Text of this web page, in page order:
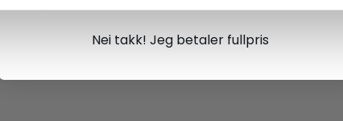
Nei takk! Jeg betaler fullpris